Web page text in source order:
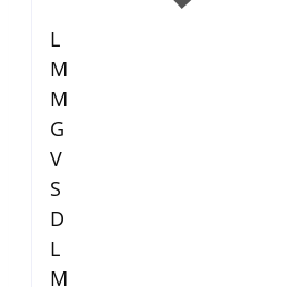
L
M
M
G
V
S
D
L
M